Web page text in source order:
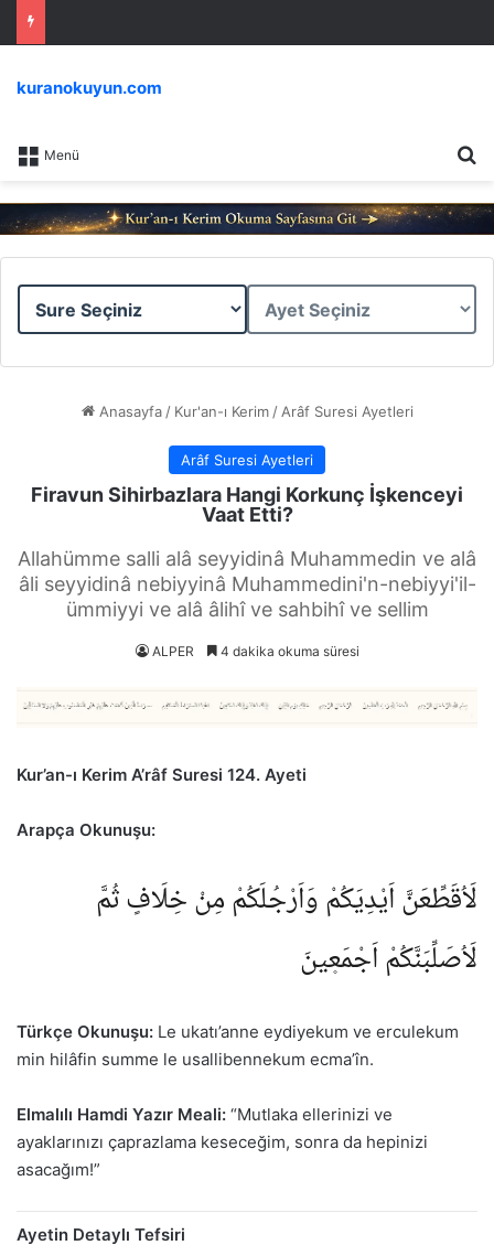
Menü
kuranokuyun.com
Sure
Ayet
Anasayfa / Kur'an-ı Kerim / Arâf Suresi Ayetleri
Arâf Suresi Ayetleri
Firavun Sihirbazlara Hangi Korkunç İşkenceyi
Vaat Etti?
Allahümme salli alâ seyyidinâ Muhammedin ve alâ
âli seyyidinâ nebiyyinâ Muhammedini'n-nebiyyi'il-
ümmiyyi ve alâ âlihî ve sahbihî ve sellim
ALPER 4 dakika okuma süresi
Kur’an-ı Kerim A’râf Suresi 124. Ayeti
Arapça Okunuşu:
لَاُقَطِّعَنَّ اَيْدِيَكُمْ وَاَرْجُلَكُمْ مِنْ خِلَافٍ ثُمَّ
لَاُصَلِّبَنَّكُمْ اَجْمَع۪ينَ
Türkçe Okunuşu: Le ukatı’anne eydiyekum ve erculekum
min hilâfin summe le usallibennekum ecma’în.
Elmalılı Hamdi Yazır Meali: “Mutlaka ellerinizi ve
ayaklarınızı çaprazlama keseceğim, sonra da hepinizi
asacağım!”
Ayetin Detaylı Tefsiri